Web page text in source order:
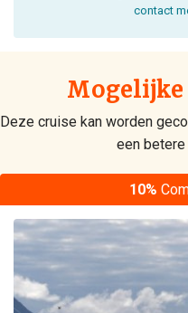
contact
Deze cruise kan worden
een
10%